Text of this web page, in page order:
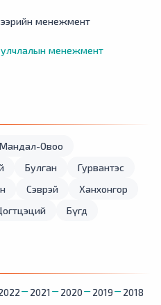
менежмент
менежмент
Мандал-Овоо
Булган
Гурвантэс
Сэврэй
Ханхонгор
Бүгд
2021 2020 2019
2018